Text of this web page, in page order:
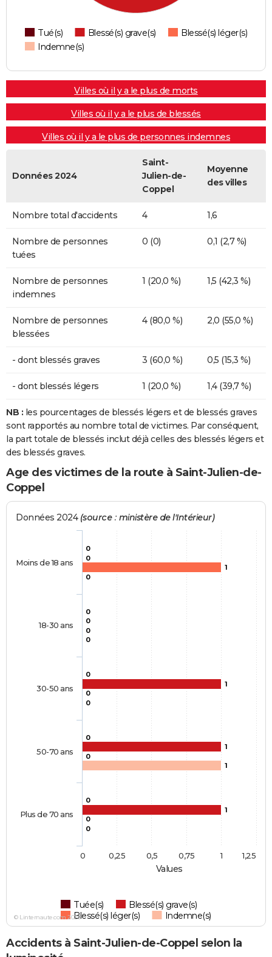
Tué(s) Blessé(s) grave(s)
Blessé(s) léger(s)
Indemne(s)
Villes où il y a le plus de morts
Villes où il y a le plus de blessés
Villes où il y a le plus de personnes indemnes
Données 2024
Saint-
Julien-de-
Coppel
Moyenne
des villes
Nombre total d'accidents 4 1,6
Nombre de personnes
tuées
0 (0) 0,1 (2,7 %)
Nombre de personnes
indemnes
1 (20,0 %) 1,5 (42,3 %)
Nombre de personnes
blessées
4 (80,0 %) 2,0 (55,0 %)
- dont blessés graves 3 (60,0 %) 0,5 (15,3 %)
- dont blessés légers 1 (20,0 %) 1,4 (39,7 %)
NB : les pourcentages de blessés légers et de blessés graves
sont rapportés au nombre total de victimes. Par conséquent,
la part totale de blessés inclut déjà celles des blessés légers et
des blessés graves.
Age des victimes de la route à Saint-Julien-de-
Coppel
Values
Données 2024 (source : ministère de l'Intérieur)
0
0
0
0
0
0
0
1
1
1
1
0
0
0
0
0
0
0
1
0
Tuée(s)
Blessé(s) grave(s)
Blessé(s) léger(s)
Indemne(s)
Moins de 18 ans
18-30 ans
30-50 ans
50-70 ans
Plus de 70 ans
0 1
0,25 0,5 0,75 1,25
© Linternaute.com 2026
Accidents à Saint-Julien-de-Coppel selon la